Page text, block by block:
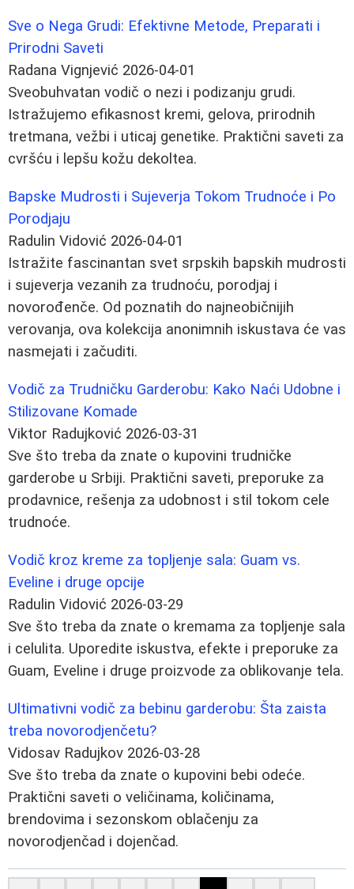
Sve o Nega Grudi: Efektivne Metode, Preparati i
Prirodni Saveti
Radana Vignjević 2026-04-01
Sveobuhvatan vodič o nezi i podizanju grudi.
Istražujemo efikasnost kremi, gelova, prirodnih
tretmana, vežbi i uticaj genetike. Praktični saveti za
cvršću i lepšu kožu dekoltea.
Bapske Mudrosti i Sujeverja Tokom Trudnoće i Po
Porodjaju
Radulin Vidović 2026-04-01
Istražite fascinantan svet srpskih bapskih mudrosti
i sujeverja vezanih za trudnoću, porodjaj i
novorođenče. Od poznatih do najneobičnijih
verovanja, ova kolekcija anonimnih iskustava će vas
nasmejati i začuditi.
Vodič za Trudničku Garderobu: Kako Naći Udobne i
Stilizovane Komade
Viktor Radujković 2026-03-31
Sve što treba da znate o kupovini trudničke
garderobe u Srbiji. Praktični saveti, preporuke za
prodavnice, rešenja za udobnost i stil tokom cele
trudnoće.
Vodič kroz kreme za topljenje sala: Guam vs.
Eveline i druge opcije
Radulin Vidović 2026-03-29
Sve što treba da znate o kremama za topljenje sala
i celulita. Uporedite iskustva, efekte i preporuke za
Guam, Eveline i druge proizvode za oblikovanje tela.
Ultimativni vodič za bebinu garderobu: Šta zaista
treba novorodjenčetu?
Vidosav Radujkov 2026-03-28
Sve što treba da znate o kupovini bebi odeće.
Praktični saveti o veličinama, količinama,
brendovima i sezonskom oblačenju za
novorodjenčad i dojenčad.